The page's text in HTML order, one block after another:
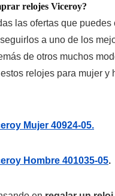
relojes Viceroy?
las ofertas que puedes
a uno de los
de otros muchos
relojes para mujer y
Mujer 40924-05.
Hombre 401035-05.